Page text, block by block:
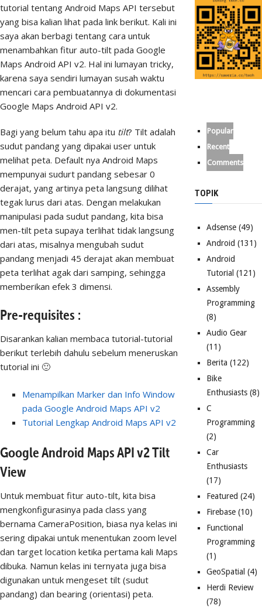
tutorial tentang Android Maps API tersebut
yang bisa kalian lihat pada link berikut. Kali ini
saya akan berbagi tentang cara untuk
menambahkan fitur auto-tilt pada Google
Maps Android API v2. Hal ini lumayan tricky,
karena saya sendiri lumayan susah waktu
mencari cara pembuatannya di dokumentasi
Google Maps Android API v2.
Bagi yang belum tahu apa itu tilt? Tilt adalah
sudut pandang yang dipakai user untuk
melihat peta. Default nya Android Maps
mempunyai sudurt pandang sebesar 0
derajat, yang artinya peta langsung dilihat
tegak lurus dari atas. Dengan melakukan
manipulasi pada sudut pandang, kita bisa
men-tilt peta supaya terlihat tidak langsung
dari atas, misalnya mengubah sudut
pandang menjadi 45 derajat akan membuat
peta terlihat agak dari samping, sehingga
memberikan efek 3 dimensi.
Pre-requisites :
Disarankan kalian membaca tutorial-tutorial
berikut terlebih dahulu sebelum meneruskan
tutorial ini 🙂
Menampilkan Marker dan Info Window
pada Google Android Maps API v2
Tutorial Lengkap Android Maps API v2
Google Android Maps API v2 Tilt
View
Untuk membuat fitur auto-tilt, kita bisa
mengkonfigurasinya pada class yang
bernama CameraPosition, biasa nya kelas ini
sering dipakai untuk menentukan zoom level
dan target location ketika pertama kali Maps
dibuka. Namun kelas ini ternyata juga bisa
digunakan untuk mengeset tilt (sudut
pandang) dan bearing (orientasi) peta.
Popular
Recent
Comments
TOPIK
Adsense (49)
Android (131)
Android
Tutorial (121)
Assembly
Programming
(8)
Audio Gear
(11)
Berita (122)
Bike
Enthusiasts (8)
C
Programming
(2)
Car
Enthusiasts
(17)
Featured (24)
Firebase (10)
Functional
Programming
(1)
GeoSpatial (4)
Herdi Review
(78)